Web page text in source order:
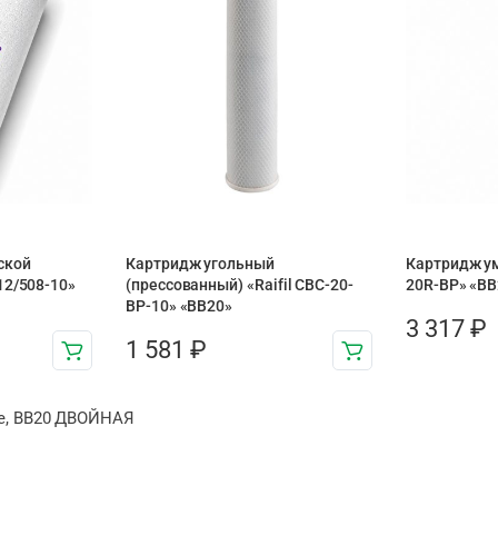
508-10»
Картридж угольный
(прессованный) «Raifil CBC-20-
BP-10» «BB20»
1 581 ₽
Картридж
20R-BP»
3 317 ₽
BB20 ДВОЙНАЯ